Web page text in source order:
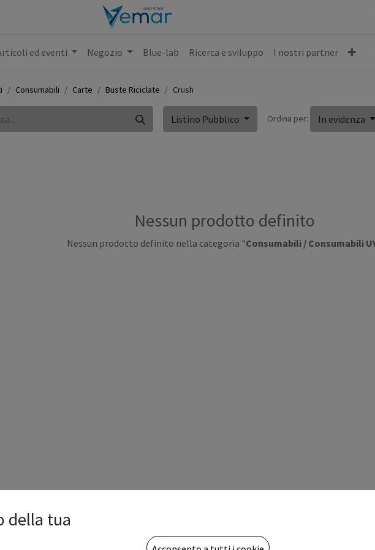
ed eventi Negozio Blue-lab Ricerca e sviluppo I nostri partner
Consumabili Carte Buste Riciclate Crush
Listino Pubblico Ordina per: In evidenza
Nessun prodotto definito
Nessun prodotto definito nella categoria "Consumabili / Consumabili
della tua